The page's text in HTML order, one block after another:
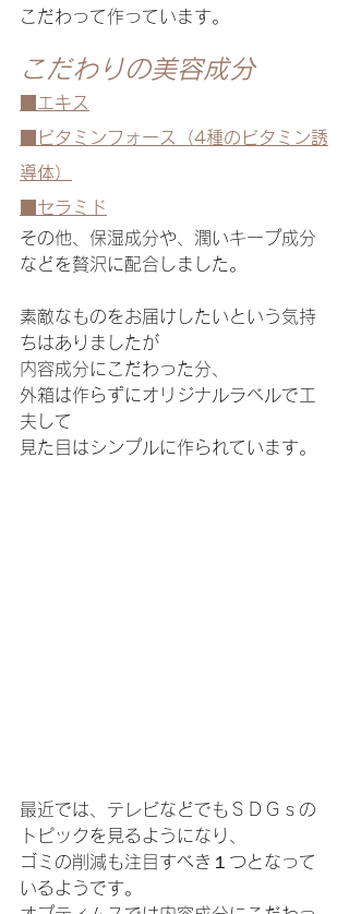
こだわって作っています。
こだわりの美容成分
■エキス
■ビタミンフォース（4種のビタミン誘
導体）
■セラミド
その他、保湿成分や、潤いキープ成分
などを贅沢に配合しました。
素敵なものをお届けしたいという気持
ちはありましたが
内容成分にこだわった分、
外箱は作らずにオリジナルラベルで工
夫して
見た目はシンプルに作られています。
最近では、テレビなどでもＳＤＧｓの
トピックを見るようになり、
ゴミの削減も注目すべき１つとなって
いるようです。